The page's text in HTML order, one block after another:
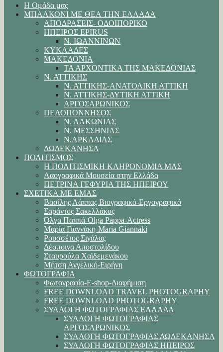
Η Ομάδα μας
ΜΠΑΛΚΟΝΙ ΜΕ ΘΕΑ ΤΗΝ ΕΛΛΑΔΑ
ΑΠΟΔΡΑΣΕΙΣ- ΟΔΟΙΠΟΡΙΚΟ
ΗΠΕΙΡΟΣ EPIRUS
Ν. ΙΩΑΝΝΙΝΩΝ
ΚΥΚΛΑΔΕΣ
ΜΑΚΕΔΟΝΙΑ
ΤΑ ΑΡΧΟΝΤΙΚΑ ΤΗΣ ΜΑΚΕΔΟΝΙΑΣ
Ν. ΑΤΤΙΚΗΣ
Ν. ΑΤΤΙΚΗΣ-ΑΝΑΤΟΛΙΚΗ ΑΤΤΙΚΗ
Ν. ΑΤΤΙΚΗΣ-ΔΥΤΙΚΗ ΑΤΤΙΚΗ
ΑΡΓΟΣΑΡΩΝΙΚΟΣ
ΠΕΛΟΠΟΝΝΗΣΟΣ
Ν. ΛΑΚΩΝΙΑΣ
Ν. ΜΕΣΣΗΝΙΑΣ
Ν.ΑΡΚΑΔΙΑΣ
ΔΩΔΕΚΑΝΗΣΑ
ΠΟΛΙΤΙΣΜΟΣ
Η ΠΟΛΙΤΙΣΜΙΚΗ ΚΛΗΡΟΝΟΜΙΑ ΜΑΣ
Λαογραφικά Μουσεία στην Ελλάδα
ΠΕΤΡΙΝΑ ΓΕΦΥΡΙΑ ΤΗΣ ΗΠΕΙΡΟΥ
ΣΧΕΤΙΚΑ ΜΕ ΕΜΑΣ
Βασίλης Λάππας Βιογραφικό-Εργογραφικό
Σαράντος Σακελλάκος
Όλγα Παππά-Olga Pappa-Αctress
Μαρία Γιαννάκη-Maria Giannaki
Ρουσσέτος Σιγάλας
Δέσποινα Αποστολίδου
Σταυρούλα Χαϊδεμενάκου
Μήτση Αγγελική-Ειρήνη
ΦΩΤΟΓΡΑΦΙΑ
Φωτογραφία-E-shop-Διαφήμιση
FREE DOWNLOAD TRAVEL PHOTOGRAPHY
FREE DOWNLOAD PHOTOGRAPHY
ΣΥΛΛΟΓΗ ΦΩΤΟΓΡΑΦΙΑΣ ΕΛΛΑΔΑ
ΣΥΛΛΟΓΗ ΦΩΤΟΓΡΑΦΙΑΣ
ΑΡΓΟΣΑΡΩΝΙΚΟΣ
ΣΥΛΛΟΓΗ ΦΩΤΟΓΡΑΦΙΑΣ ΔΩΔΕΚΑΝΗΣΑ
ΣΥΛΛΟΓΗ ΦΩΤΟΓΡΑΦΙΑΣ ΗΠΕΙΡΟΣ